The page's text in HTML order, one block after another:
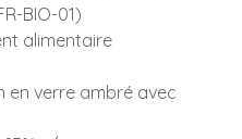
BIO-01)
alimentaire
en verre ambré avec